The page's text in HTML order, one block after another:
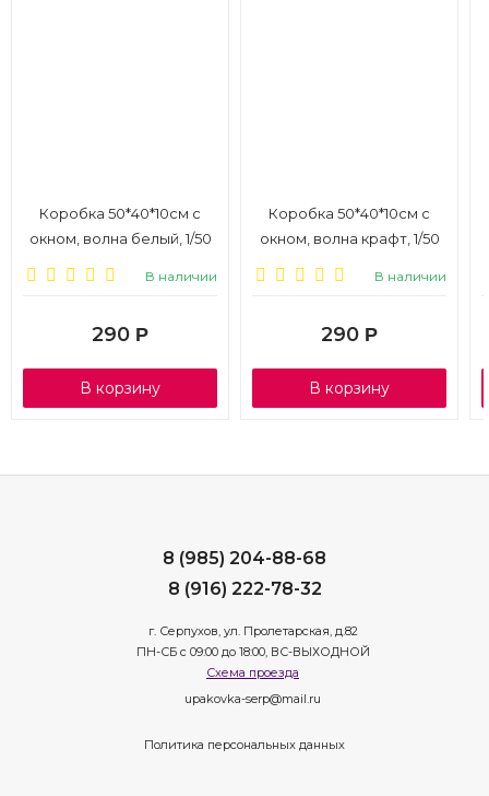
Коробка 50*40*10см с
окном, волна белый, 1/50
В наличии
290 Р
В корзину
Коробка 50*40*10см с
окном, волна крафт, 1/50
В наличии
290 Р
В корзину
8 (985) 204-88-68
8 (916) 222-78-32
г. Серпухов, ул. Пролетарская, д.82
ПН-СБ с 09:00 до 18:00, ВС-ВЫХОДНОЙ
Схема проезда
upakovka-serp@mail.ru
Политика персональных данных